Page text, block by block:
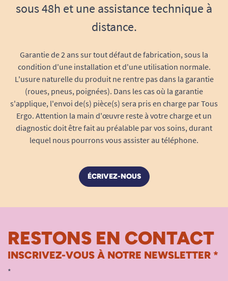
sous 48h et une assistance technique à
distance.
Garantie de 2 ans sur tout défaut de fabrication, sous la
condition d'une installation et d'une utilisation normale.
L'usure naturelle du produit ne rentre pas dans la garantie
(roues, pneus, poignées). Dans les cas où la garantie
s'applique, l'envoi de(s) pièce(s) sera pris en charge par Tous
Ergo. Attention la main d'œuvre reste à votre charge et un
diagnostic doit être fait au préalable par vos soins, durant
lequel nous pourrons vous assister au téléphone.
ÉCRIVEZ-NOUS
RESTONS EN CONTACT
INSCRIVEZ-VOUS À NOTRE NEWSLETTER *
*